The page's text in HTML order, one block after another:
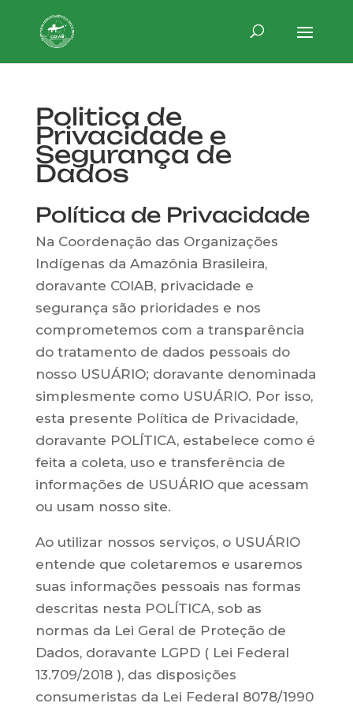
Politica de
Privacidade e
Segurança de
Dados
Política de Privacidade
Na Coordenação das Organizações
Indígenas da Amazônia Brasileira,
doravante COIAB, privacidade e
segurança são prioridades e nos
comprometemos com a transparência
do tratamento de dados pessoais do
nosso USUÁRIO; doravante denominada
simplesmente como USUÁRIO. Por isso,
esta presente Política de Privacidade,
doravante POLÍTICA, estabelece como é
feita a coleta, uso e transferência de
informações de USUÁRIO que acessam
ou usam nosso site.
Ao utilizar nossos serviços, o USUÁRIO
entende que coletaremos e usaremos
suas informações pessoais nas formas
descritas nesta POLÍTICA, sob as
normas da Lei Geral de Proteção de
Dados, doravante LGPD ( Lei Federal
13.709/2018 ), das disposições
consumeristas da Lei Federal 8078/1990